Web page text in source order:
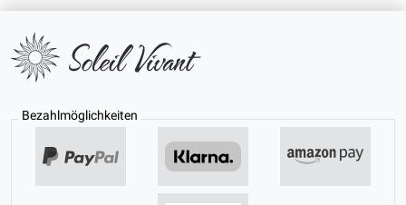
Bezahlmöglichkeiten